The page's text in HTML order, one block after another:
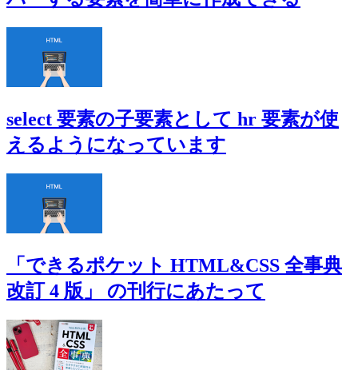
select 要素の子要素として hr 要素が使
えるようになっています
「できるポケット HTML&CSS 全事典
改訂 4 版」 の刊行にあたって